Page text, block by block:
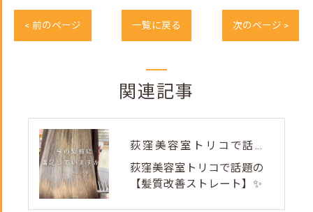
< 前のページ 一覧に戻る 次のページ >
関連記事
荻窪美容室トリコで話題の【髪質改善ストレート】✨
荻窪美容室トリコで話題の
【髪質改善ストレート】✨